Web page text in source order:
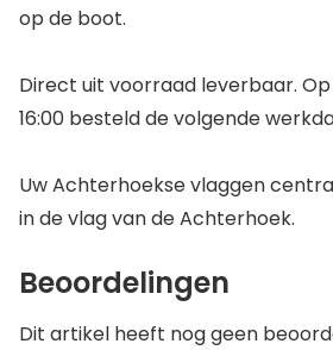
op de boot.
Direct uit voorraad leverbaar.
16:00 besteld de volgende
Uw Achterhoekse vlaggen
in de vlag van de Achterhoek.
Beoordelingen
Dit artikel heeft nog geen